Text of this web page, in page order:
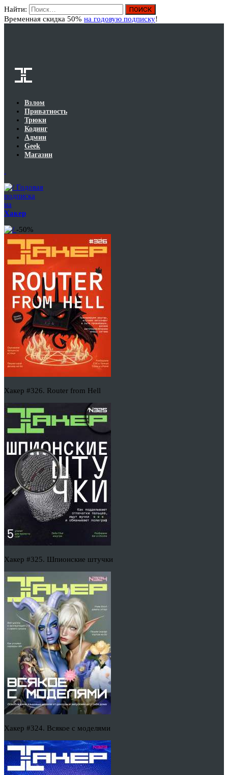
Найти:
Временная скидка 50% на годовую подписку!
Взлом
Приватность
Трюки
Кодинг
Админ
Geek
Магазин
Годовая
подписка
на
Хакер
-50%
Хакер #326. Router from Hell
Хакер #325. Шпионские штучки
Хакер #324. Всякое с моделями